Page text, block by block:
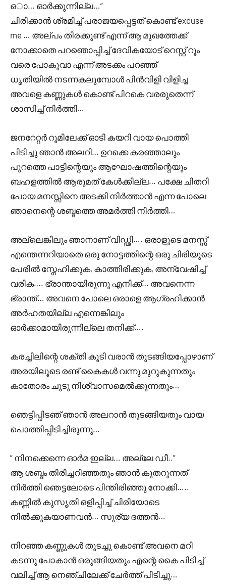
ഒാ… ഓർക്കുന്നില്ല…”
ചിരിക്കാൻ ശ്രമിച്ച് പരാജയപ്പെട്ടത് കൊണ്ട് excuse
me … അല്പം തിരക്കുണ്ട് എന്ന് ആ മുഖത്തേക്ക്
നോക്കാതെ പറഞൊപ്പിച്ച് ദേവികയോട് റെസ്റ്റ് റൂം
വരെ പോകുവാ എന്ന് അടക്കം പറഞ്ഞ്
ധൃതിയിൽ നടന്നകലുമ്പോൾ പിൻവിളി വിളിച്ച
അവളെ കണ്ണുകൾ കൊണ്ട് പിറകെ വരരുതെന്ന്
ശാസിച്ച് നിർത്തി…
ജനറേറ്റർ റൂമിലേക്ക് ഓടി കയറി വായ പൊത്തി
പിടിച്ചു ഞാൻ അലറി… ഉറക്കെ കരഞ്ഞാലും
പുറത്തെ പാട്ടിന്റെയും ആഘോഷത്തിന്റെയും
ബഹളത്തിൽ ആരുമത് കേൾക്കില്ല… പക്ഷേ ചിതറി
പോയ മനസ്സിനെ അടക്കി നിർത്താൻ എന്ന പോലെ
ഞാനെന്റെ ശബ്ദത്തെ അമർത്തി നിർത്തി…
അല്ലെങ്കിലും ഞാനാണ് വിഡ്ഢി…. ഒരാളുടെ മനസ്സ്
എന്തെന്നറിയാതെ ഒരു നോട്ടത്തിന്റെ ഒരു ചിരിയുടെ
പേരിൽ സ്നേഹിക്കുക, കാത്തിരിക്കുക, അന്വേഷിച്ച്
വരിക…. ഭ്രാന്തായിരുന്നു എനിക്ക്… അവനെന്ന
ഭ്രാന്ത്… അവനെ പോലെ ഒരാളെ ആഗ്രഹിക്കാൻ
അർഹതയില്ല എന്നെങ്കിലും
ഓർക്കാമായിരുന്നില്ലെ തനിക്ക്….
കരച്ചിലിന്റെ ശക്തി കൂടി വരാൻ തുടങ്ങിയപ്പോഴാണ്
അരയിലൂടെ രണ്ട് കൈകൾ വന്നു മുറുകുന്നതും
കാതോരം ചുടു നിശ്വാസമെൽക്കുന്നതും…
ഞെട്ടിപ്പിടഞ് ഞാൻ അലറാൻ തുടങ്ങിയതും വായ
പൊത്തിപ്പിടിച്ചിരുന്നു…
” നിനക്കെന്നെ ഓർമ ഇല്ല… അല്ലേ ഡീ..”
ആ ശബ്ദം തിരിച്ചറിഞ്ഞതും ഞാൻ കുതറുന്നത്
നിർത്തി ഞെട്ടലോടെ പിന്തിരിഞ്ഞു നോക്കി…..
കണ്ണിൽ കുസൃതി ഒളിപ്പിച്ച് ചിരിയോടെ
നിൽക്കുകയാണവൻ… സൂര്യ ദത്തൻ…
നിറഞ്ഞ കണ്ണുകൾ തുടച്ചു കൊണ്ട് അവനെ മറി
കടന്നു പോകാൻ ഒരുങ്ങിയതും എന്റെ കൈ പിടിച്ച്
വലിച്ച് ആ നെഞ്ചിലേക്ക് ചേർത്ത് പിടിച്ചു…